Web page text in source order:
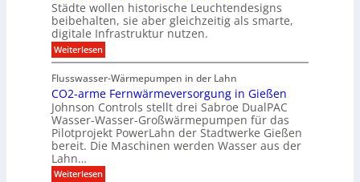
n
e
y
s
e
d
i
r
e
t
i
n
d
e
I
n
e
r
m
i
t
K
X
-
I
n
t
e
g
a
f
ü
r
S
o
n
n
n
s
c
h
u
z
u
a
l
i
s
i
e
r
u
n
g
u
n
P
r
Städte wollen historische Leuchtendesigns
beibehalten, sie aber gleichzeitig als smarte,
digitale Infrastruktur nutzen.
Weiterlesen:
H
s
t
o
r
i
s
c
e
Flusswasser-Wärmepumpen in der Lahn
CO2-arme Fernwärmeversorgung in Gießen
Johnson Controls stellt drei Sabroe DualPAC
Wasser-Wasser-Großwärmepumpen für das
Pilotprojekt PowerLahn der Stadtwerke Gießen
bereit. Die Maschinen werden Wasser aus der
Lahn…
Weiterlesen: